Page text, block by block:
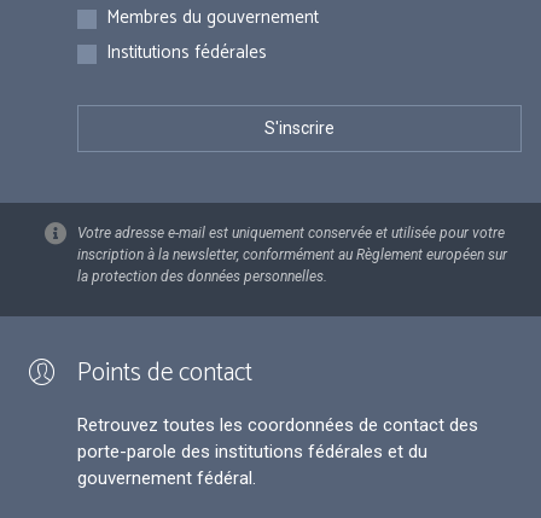
Membres du gouvernement
Institutions fédérales
Votre adresse e-mail est uniquement conservée et utilisée pour votre
inscription à la newsletter, conformément au Règlement européen sur
la protection des données personnelles.
Points de contact
Retrouvez toutes les coordonnées de contact des
porte-parole des institutions fédérales et du
gouvernement fédéral.